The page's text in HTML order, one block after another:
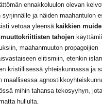
ennakkoluulon olevan
syrjinnälle ja näiden maahantulon
vetoaa yleensä kaikkien
tahojen
maahanmuuton propagoijien
elitismiin, etenkin
kristillisessä yhteiskunnassa ja
maallisessa
mihin tahansa tekosyyhyn,
hullulta.